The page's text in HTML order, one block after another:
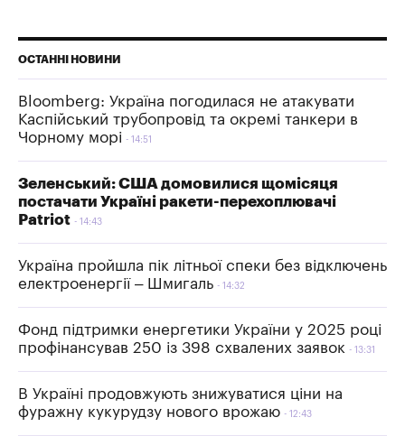
ОСТАННІ НОВИНИ
Bloomberg: Україна погодилася не атакувати
Каспійський трубопровід та окремі танкери в
Чорному морі
14:51
Зеленський: США домовилися щомісяця
постачати Україні ракети-перехоплювачі
Patriot
14:43
Україна пройшла пік літньої спеки без відключень
електроенергії – Шмигаль
14:32
Фонд підтримки енергетики України у 2025 році
профінансував 250 із 398 схвалених заявок
13:31
В Україні продовжують знижуватися ціни на
фуражну кукурудзу нового врожаю
12:43